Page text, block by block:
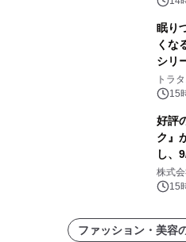
眠り
くな
シリ
トラ
15
好評
ク』
し、
株式
15
ファッション・美容